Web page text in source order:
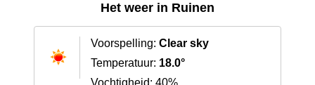
Het weer in Ruinen
Voorspelling: Clear sky
Temperatuur: 18.0°